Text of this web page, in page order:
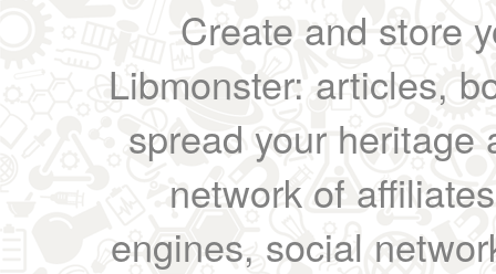
Create and store
Libmonster: articles,
spread your heritage
network of
engines, social